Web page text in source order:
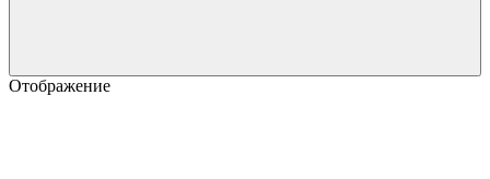
Отображение